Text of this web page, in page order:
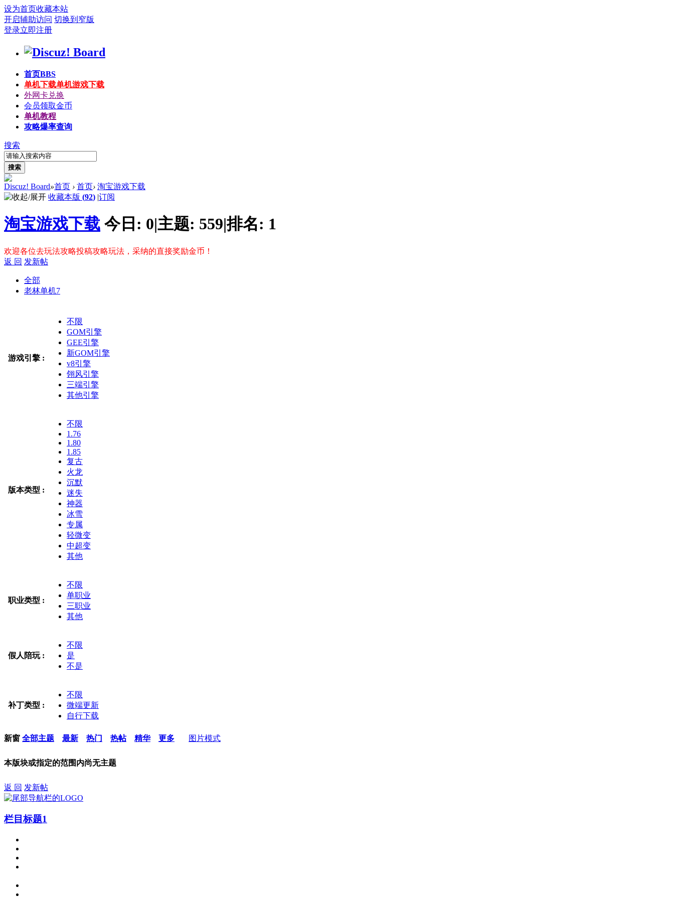
设为首页收藏本站
开启辅助访问 切换到窄版
登录立即注册
首页BBS
单机下载单机游戏下载
外网卡兑换
会员领取金币
单机教程
攻略爆率查询
搜索
搜索
Discuz! Board»首页 › 首页› 淘宝游戏下载
收藏本版 (92) |订阅
淘宝游戏下载 今日: 0|主题: 559|排名: 1
欢迎各位去玩法攻略投稿攻略玩法，采纳的直接奖励金币！
返 回 发新帖
全部
老林单机7
游戏引擎 :
不限
GOM引擎
GEE引擎
新GOM引擎
v8引擎
翎风引擎
三端引擎
其他引擎
版本类型 :
不限
1.76
1.80
1.85
复古
火龙
沉默
迷失
神器
冰雪
专属
轻微变
中超变
其他
职业类型 :
不限
单职业
三职业
其他
假人陪玩 :
不限
是
不是
补丁类型 :
不限
微端更新
自行下载
新窗 全部主题 最新 热门 热帖 精华 更多 图片模式
本版块或指定的范围内尚无主题
返 回 发新帖
栏目标题1